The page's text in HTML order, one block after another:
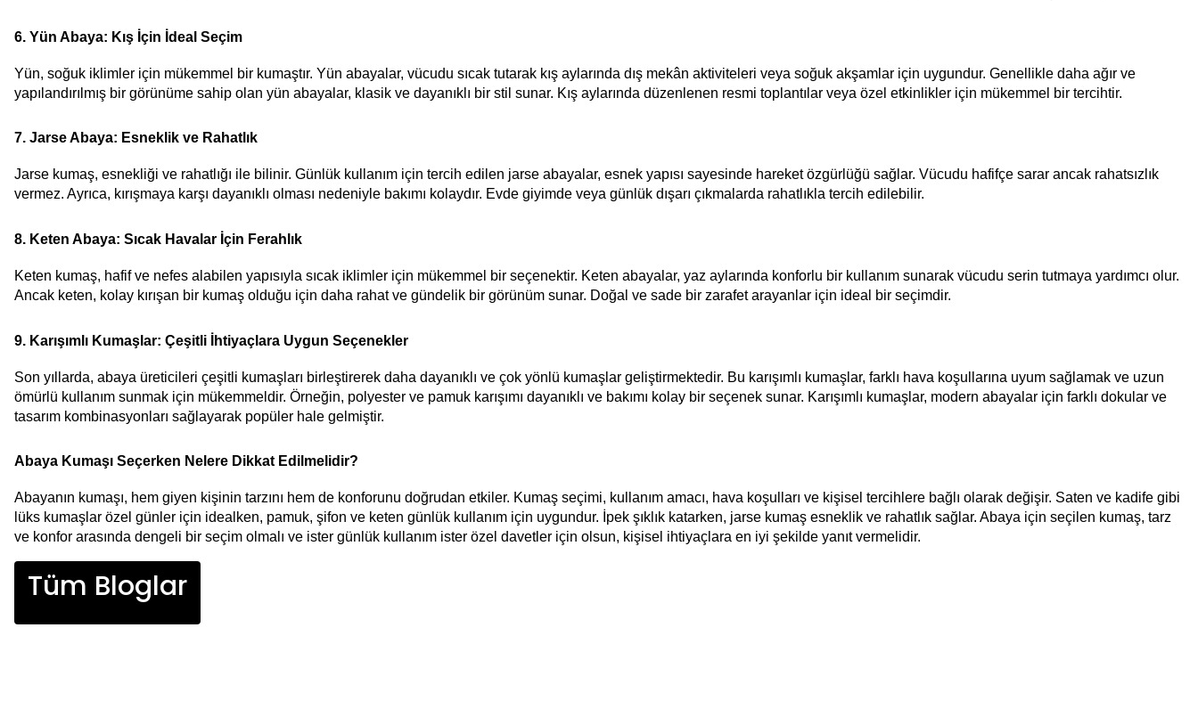
6. Yün Abaya: Kış İçin İdeal Seçim
Yün, soğuk iklimler için mükemmel bir kumaştır. Yün abayalar, vücudu sıcak tutarak kış aylarında dış mekân aktiviteleri veya soğuk akşamlar için uygundur. Genellikle daha ağır ve
yapılandırılmış bir görünüme sahip olan yün abayalar, klasik ve dayanıklı bir stil sunar. Kış aylarında düzenlenen resmi toplantılar veya özel etkinlikler için mükemmel bir tercihtir.
7. Jarse Abaya: Esneklik ve Rahatlık
Jarse kumaş, esnekliği ve rahatlığı ile bilinir. Günlük kullanım için tercih edilen jarse abayalar, esnek yapısı sayesinde hareket özgürlüğü sağlar. Vücudu hafifçe sarar ancak rahatsızlık
vermez. Ayrıca, kırışmaya karşı dayanıklı olması nedeniyle bakımı kolaydır. Evde giyimde veya günlük dışarı çıkmalarda rahatlıkla tercih edilebilir.
8. Keten Abaya: Sıcak Havalar İçin Ferahlık
Keten kumaş, hafif ve nefes alabilen yapısıyla sıcak iklimler için mükemmel bir seçenektir. Keten abayalar, yaz aylarında konforlu bir kullanım sunarak vücudu serin tutmaya yardımcı olur.
Ancak keten, kolay kırışan bir kumaş olduğu için daha rahat ve gündelik bir görünüm sunar. Doğal ve sade bir zarafet arayanlar için ideal bir seçimdir.
9. Karışımlı Kumaşlar: Çeşitli İhtiyaçlara Uygun Seçenekler
Son yıllarda, abaya üreticileri çeşitli kumaşları birleştirerek daha dayanıklı ve çok yönlü kumaşlar geliştirmektedir. Bu karışımlı kumaşlar, farklı hava koşullarına uyum sağlamak ve uzun
ömürlü kullanım sunmak için mükemmeldir. Örneğin, polyester ve pamuk karışımı dayanıklı ve bakımı kolay bir seçenek sunar. Karışımlı kumaşlar, modern abayalar için farklı dokular ve
tasarım kombinasyonları sağlayarak popüler hale gelmiştir.
Abaya Kumaşı Seçerken Nelere Dikkat Edilmelidir?
Abayanın kumaşı, hem giyen kişinin tarzını hem de konforunu doğrudan etkiler. Kumaş seçimi, kullanım amacı, hava koşulları ve kişisel tercihlere bağlı olarak değişir. Saten ve kadife gibi
lüks kumaşlar özel günler için idealken, pamuk, şifon ve keten günlük kullanım için uygundur. İpek şıklık katarken, jarse kumaş esneklik ve rahatlık sağlar. Abaya için seçilen kumaş, tarz
ve konfor arasında dengeli bir seçim olmalı ve ister günlük kullanım ister özel davetler için olsun, kişisel ihtiyaçlara en iyi şekilde yanıt vermelidir.
Tüm Bloglar